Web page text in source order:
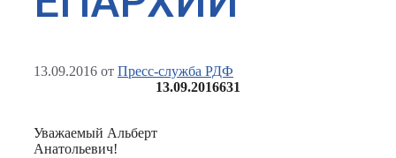
13.09.2016 от Пресс-служба РДФ
13.09.2016631
Уважаемый Альберт
Анатольевич!